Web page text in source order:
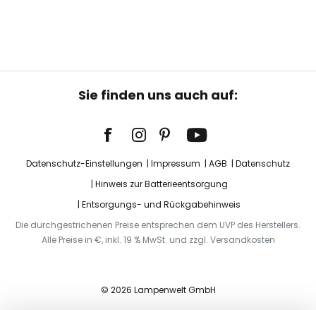
Sie finden uns auch auf:
Datenschutz-Einstellungen Impressum AGB
Datenschutz
Hinweis zur Batterieentsorgung
Entsorgungs- und Rückgabehinweis
Die durchgestrichenen Preise entsprechen dem UVP des Herstellers.
Alle Preise in €, inkl. 19 % MwSt. und zzgl. Versandkosten
© 2026 Lampenwelt GmbH